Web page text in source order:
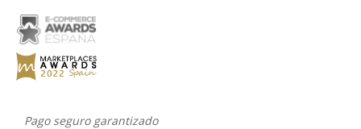
Pago seguro garantizado